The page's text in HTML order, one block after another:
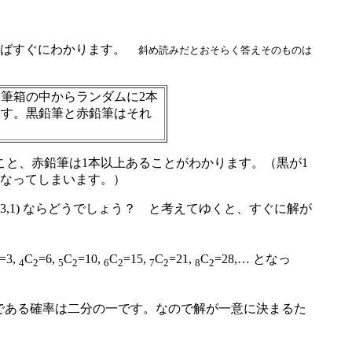
すぐにわかります。 斜め読みだとおそらく答えそのものは
箱の中からランダムに2本
。黒鉛筆と赤鉛筆はそれ
、赤鉛筆は1本以上あることがわかります。（黒が1
ってしまいます。）
ならどうでしょう？ と考えてゆくと、すぐに解が
=3, 4C2=6, 5C2=10, 6C2=15, 7C2=21, 8C2=28,… となっ
る確率は二分の一です。なので解が一意に決まるた